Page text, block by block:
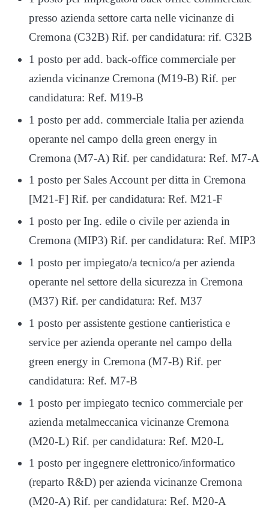
presso azienda settore carta nelle vicinanze di
Cremona (C32B) Rif. per candidatura: rif. C32B
1 posto per add. back-office commerciale per
azienda vicinanze Cremona (M19-B) Rif. per
candidatura: Ref. M19-B
1 posto per add. commerciale Italia per azienda
operante nel campo della green energy in
Cremona (M7-A) Rif. per candidatura: Ref. M7-A
1 posto per Sales Account per ditta in Cremona
[M21-F] Rif. per candidatura: Ref. M21-F
1 posto per Ing. edile o civile per azienda in
Cremona (MIP3) Rif. per candidatura: Ref. MIP3
1 posto per impiegato/a tecnico/a per azienda
operante nel settore della sicurezza in Cremona
(M37) Rif. per candidatura: Ref. M37
1 posto per assistente gestione cantieristica e
service per azienda operante nel campo della
green energy in Cremona (M7-B) Rif. per
candidatura: Ref. M7-B
1 posto per impiegato tecnico commerciale per
azienda metalmeccanica vicinanze Cremona
(M20-L) Rif. per candidatura: Ref. M20-L
1 posto per ingegnere elettronico/informatico
(reparto R&D) per azienda vicinanze Cremona
(M20-A) Rif. per candidatura: Ref. M20-A